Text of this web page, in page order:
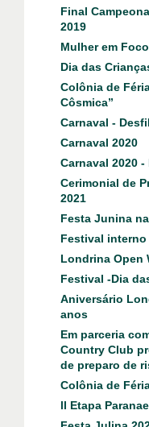
Final
2019
Mulher em
Dia das
Colônia de
Côsmica”
Carnaval -
Carnaval 2020
Carnaval 2020
Cerimonial de
2021
Festa Junina
Festival
Londrina Open
Festival -Dia
Aniversário
anos
Em parceria
Country Club
de preparo de
Colônia de
ll Etapa